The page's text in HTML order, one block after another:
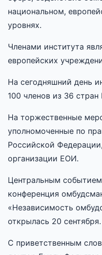
национальном,
уровнях.
Членами института
европейских
На сегодняшний день
100 членов из 36
На торжественные
уполномоченные по
Российской
организации ЕОИ.
Центральным
конференция
«Независимость
открылась 20 сентября.
С приветственным